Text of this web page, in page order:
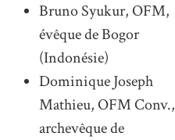
Bruno Syukur, OFM,
évêque de Bogor
(Indonésie)
Dominique Joseph
Mathieu, OFM Conv.,
archevêque de